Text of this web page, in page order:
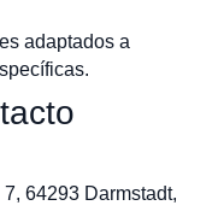
adaptados a
64293 Darmstadt,